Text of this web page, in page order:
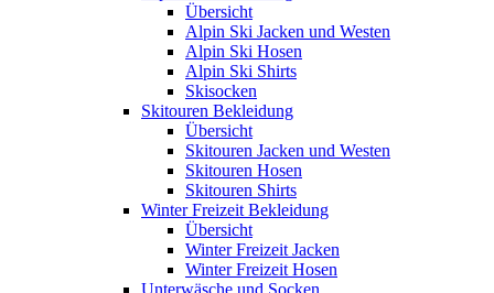
Übersicht
Alpin Ski Jacken und Westen
Alpin Ski Hosen
Alpin Ski Shirts
Skisocken
Skitouren Bekleidung
Übersicht
Skitouren Jacken und Westen
Skitouren Hosen
Skitouren Shirts
Winter Freizeit Bekleidung
Übersicht
Winter Freizeit Jacken
Winter Freizeit Hosen
Unterwäsche und Socken